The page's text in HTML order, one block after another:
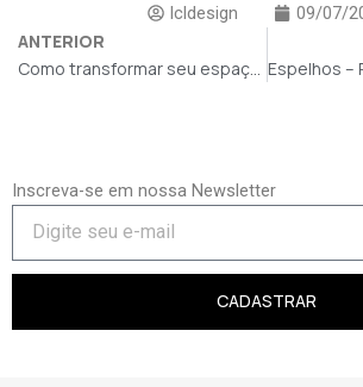
lcldesign 09/07/
ANTERIOR
Como transformar seu espaço de lazer para o inverno
Inscreva-se em nossa Newsletter
CADASTRAR